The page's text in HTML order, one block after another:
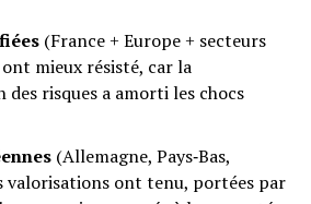
(France + Europe + secteurs
mieux résisté, car la
risques a amorti les chocs
(Allemagne, Pays‑Bas,
valorisations ont tenu, portées par